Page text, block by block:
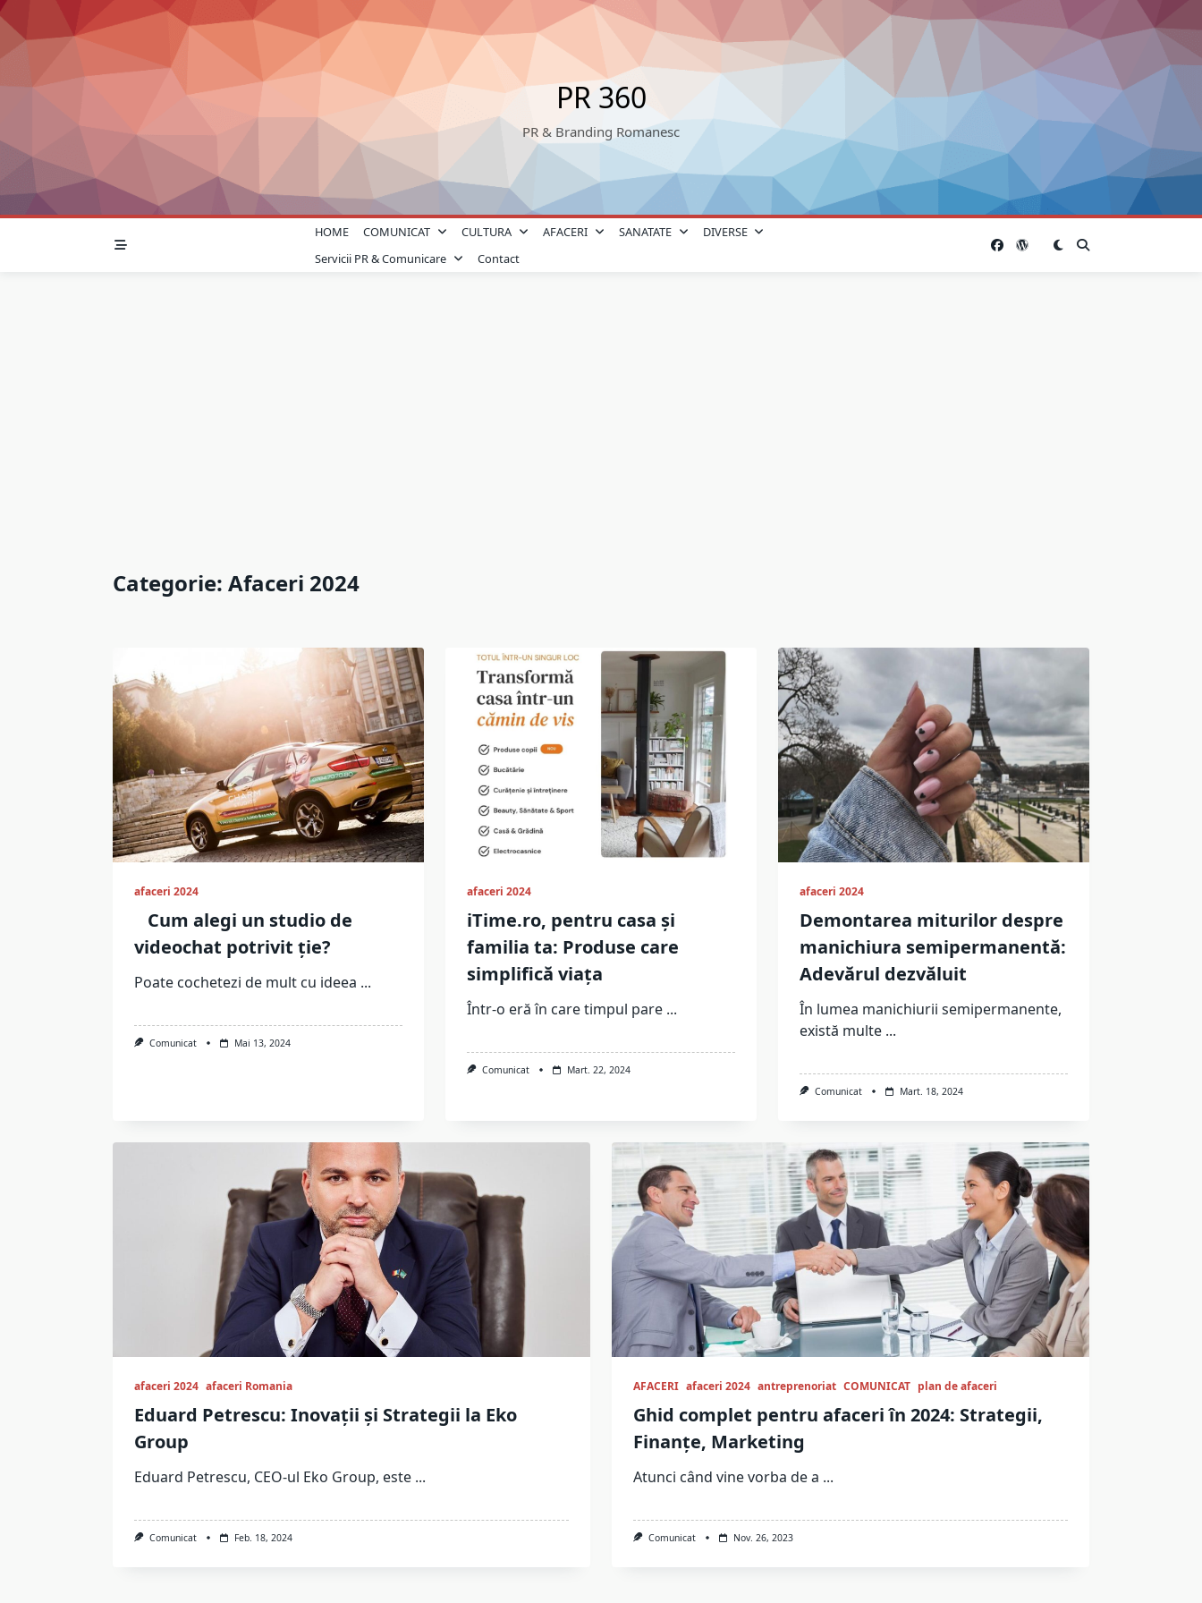
Skip
to
content
PR 360
PR & Branding Romanesc
HOME COMUNICAT CULTURA AFACERI SANATATE
DIVERSE
Servicii PR & Comunicare
Contact
Categorie: Afaceri 2024
afaceri 2024
Cum alegi un studio de
videochat potrivit ție?
Poate cochetezi de mult cu ideea ...
Comunicat Mai 13, 2024
afaceri 2024
iTime.ro, pentru casa și
familia ta: Produse care
simplifică viața
Într-o eră în care timpul pare ...
Comunicat Mart. 22, 2024
afaceri 2024
Demontarea miturilor despre
manichiura semipermanentă:
Adevărul dezvăluit
În lumea manichiurii semipermanente,
există multe ...
Comunicat Mart. 18, 2024
afaceri 2024 afaceri Romania
Eduard Petrescu: Inovații și Strategii la Eko
Group
Eduard Petrescu, CEO-ul Eko Group, este ...
Comunicat Feb. 18, 2024
AFACERI afaceri 2024 antreprenoriat COMUNICAT plan de afaceri
Ghid complet pentru afaceri în 2024: Strategii,
Finanțe, Marketing
Atunci când vine vorba de a ...
Comunicat Nov. 26, 2023